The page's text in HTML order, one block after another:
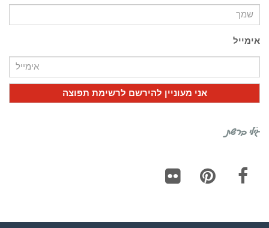
אימייל
גילי ברשת